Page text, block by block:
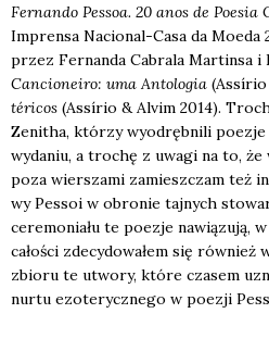
Fer­nan­do Pes­soa. 20 anos de Poesia
Impren­sa Nacio­nal-Casa da Moeda
przez Fer­nan­da Cabra­la Mar­tin­sa
Can­cio­ne­iro: uma Anto­lo­gia (Assírio
téri­cos (Assírio & Alvim 2014).
Zeni­tha, któ­rzy wyod­ręb­ni­li poezje
wyda­niu, a tro­chę z uwa­gi na to,
poza wier­sza­mi zamiesz­czam też
wy Pes­soi w obro­nie taj­nych
cere­mo­nia­łu te poezje nawią­zu­ją,
cało­ści zde­cy­do­wa­łem się
zbio­ru te utwo­ry, któ­re cza­sem
nur­tu ezo­te­rycz­ne­go w poezji